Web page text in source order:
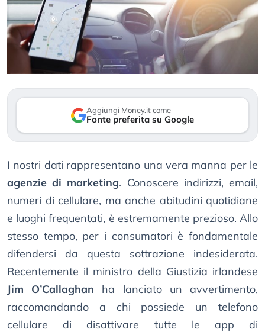
Aggiungi Money.it come
Fonte preferita su Google
I nostri dati rappresentano una vera manna per le
agenzie di marketing. Conoscere indirizzi, email,
numeri di cellulare, ma anche abitudini quotidiane
e luoghi frequentati, è estremamente prezioso. Allo
stesso tempo, per i consumatori è fondamentale
difendersi da questa sottrazione indesiderata.
Recentemente il ministro della Giustizia irlandese
Jim O’Callaghan ha lanciato un avvertimento,
raccomandando a chi possiede un telefono
cellulare di disattivare tutte le app di